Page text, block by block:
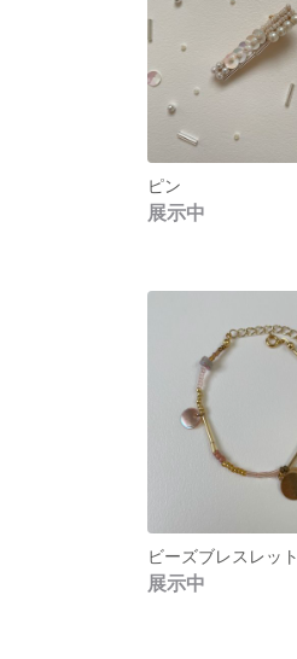
ピン
展示中
ビーズブレスレット
展示中